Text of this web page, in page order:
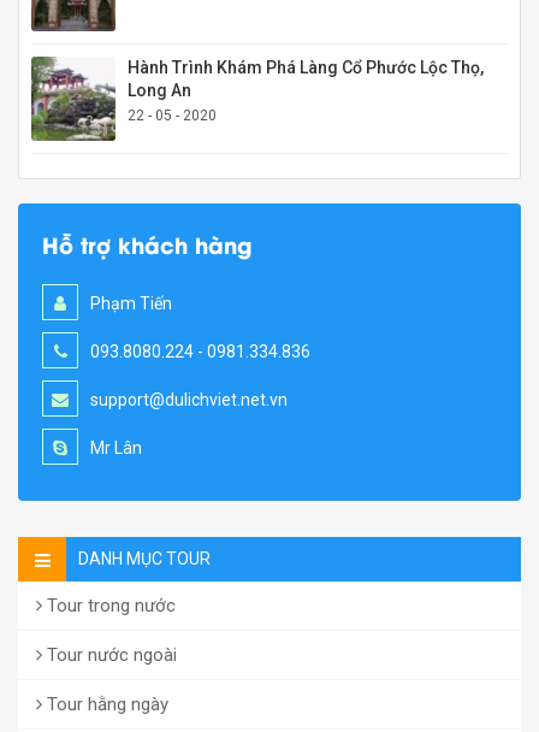
Hành Trình Khám Phá Làng Cổ Phước Lộc Thọ,
Long An
22 - 05 - 2020
Hỗ trợ khách hàng
Phạm Tiến
093.8080.224 - 0981.334.836
support@dulichviet.net.vn
Mr Lân
DANH MỤC TOUR
Tour trong nước
Tour nước ngoài
Tour hằng ngày